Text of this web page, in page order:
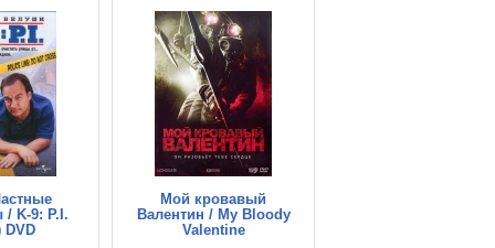
однажды
выступить
врага,
к
их
отдела по борьбе с
наркотиками Харди. Те, кто
уцелел, не могут объяснить —
в наркотиках ли дело… Или в
чем-то другом. Все лгут…
/ K-9: P.I.
DVD
Мой кровавый
Валентин / My Bloody
Valentine